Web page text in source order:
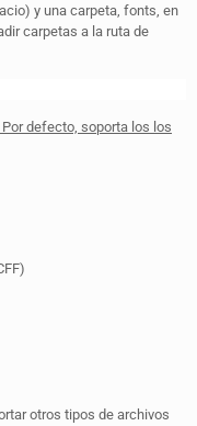
y una carpeta, fonts, en
carpetas a la ruta de
defecto, soporta los los
otros tipos de archivos